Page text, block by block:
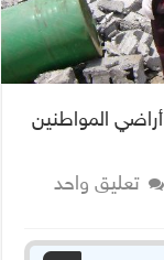
المواطنين
تعليق واحد